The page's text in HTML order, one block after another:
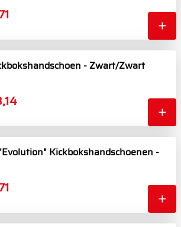
- Zwart/Zwart
Kickbokshandschoenen -